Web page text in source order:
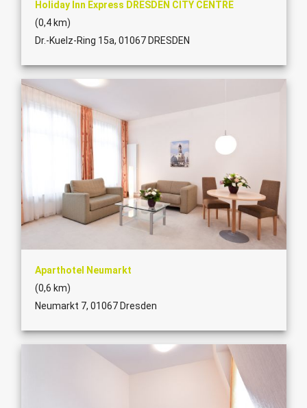
Holiday Inn Express DRESDEN CITY CENTRE
(0,4 km)
Dr.-Kuelz-Ring 15a, 01067 DRESDEN
Aparthotel Neumarkt
(0,6 km)
Neumarkt 7, 01067 Dresden